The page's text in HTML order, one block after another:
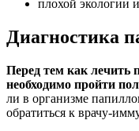
плохой экологии
Диагностика
Перед тем как
необходимо пройти
ли в организме
обратиться к врачу-